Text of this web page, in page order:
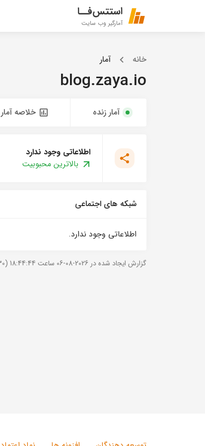
استتس‌فــا
آمارگیر وب سایت
خانه آمار
blog.zaya.io
آمار زنده خلاصه آمار
اطلاعاتی وجود ندارد
بالاترین محبوبیت
شبکه های اجتماعی
اطلاعاتی وجود ندارد.
گزارش ایجاد شده در 2026-08-06 ساعت 18:44:44 (UTC +03:30).